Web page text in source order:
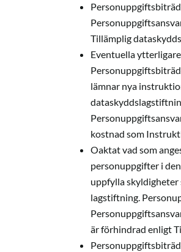
Tillämplig
Eventuella
lämnar nya
kostnad som
Oaktat vad som
personuppgifter i
uppfylla
lagstiftning.
är förhindrad enligt